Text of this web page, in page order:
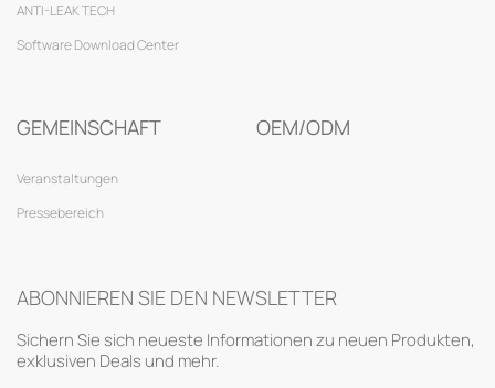
ANTI-LEAK TECH
Software Download Center
GEMEINSCHAFT
Veranstaltungen
Pressebereich
OEM/ODM
ABONNIEREN SIE DEN NEWSLETTER
Sichern Sie sich neueste Informationen zu neuen Produkten,
exklusiven Deals und mehr.